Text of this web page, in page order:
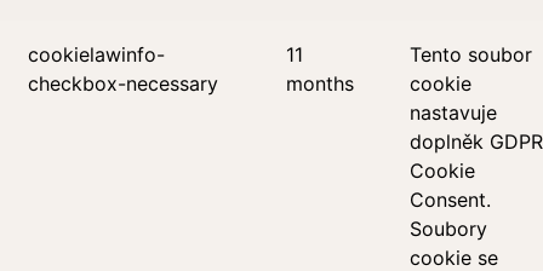
cookielawinfo-
checkbox-necessary
11
months
Tento soubor
cookie
nastavuje
doplněk GDPR
Cookie
Consent.
Soubory
cookie se